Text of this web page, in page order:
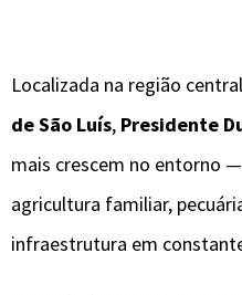
Localizada na região
de São Luís, Presidente
mais crescem no entorno
agricultura familiar,
infraestrutura em